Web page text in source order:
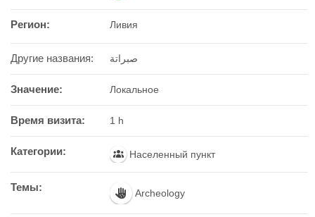
Регион: Ливия
Другие названия: صبراتة
Значение: Локальное
Время визита: 1 h
Категории: Населенный пункт
Темы: Archeology